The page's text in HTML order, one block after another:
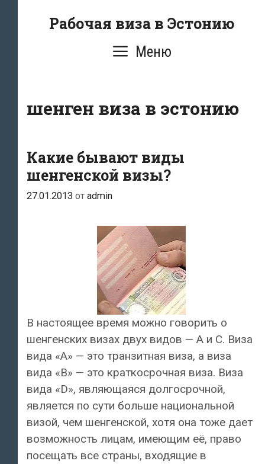
Рабочая виза в Эстонию
Меню
шенген виза в эстонию
Какие бывают виды
шенгенской визы?
27.01.2013 от admin
В настоящее время можно говорить о
шенгенских визах двух видов — A и C. Виза
вида «A» — это транзитная виза, а виза
вида «B» — это краткосрочная виза. Виза
вида «D», являющаяся долгосрочной,
является по сути больше национальной
визой, чем шенгенской, хотя она тоже дает
возможность лицам, имеющим её, право
посещать все страны, входящие в